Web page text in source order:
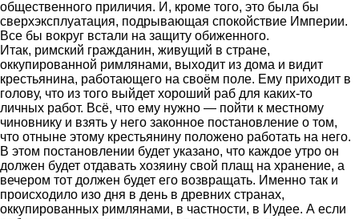
общественного приличия. И, кроме того, это была бы
сверхэксплуатация, подрывающая спокойствие Империи.
Все бы вокруг встали на защиту обиженного.
Итак, римский гражданин, живущий в стране,
оккупированной римлянами, выходит из дома и видит
крестьянина, работающего на своём поле. Ему приходит в
голову, что из того выйдет хороший раб для каких-то
личных работ. Всё, что ему нужно — пойти к местному
чиновнику и взять у него законное постановление о том,
что отныне этому крестьянину положено работать на него.
В этом постановлении будет указано, что каждое утро он
должен будет отдавать хозяину свой плащ на хранение, а
вечером тот должен будет его возвращать. Именно так и
происходило изо дня в день в древних странах,
оккупированных римлянами, в частности, в Иудее. А если